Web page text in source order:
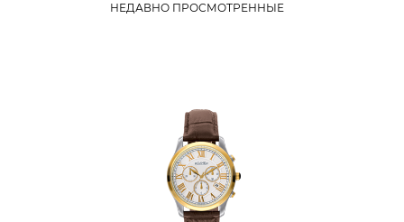
НЕДАВНО ПРОСМОТРЕННЫЕ